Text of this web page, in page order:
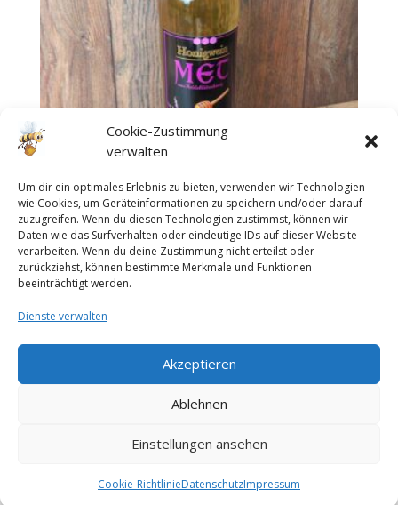
Cookie-Zustimmung
verwalten
Um dir ein optimales Erlebnis zu bieten, verwenden wir Technologien
wie Cookies, um Geräteinformationen zu speichern und/oder darauf
zuzugreifen. Wenn du diesen Technologien zustimmst, können wir
Daten wie das Surfverhalten oder eindeutige IDs auf dieser Website
verarbeiten. Wenn du deine Zustimmung nicht erteilst oder
zurückziehst, können bestimmte Merkmale und Funktionen
beeinträchtigt werden.
Dienste verwalten
Akzeptieren
Ablehnen
Einstellungen ansehen
Cookie-RichtlinieDatenschutzImpressum
Met aus Heidehonig lieblich
11% 0,75 Liter
9,00€
inkl. MwSt.
zzgl.Versandkosten